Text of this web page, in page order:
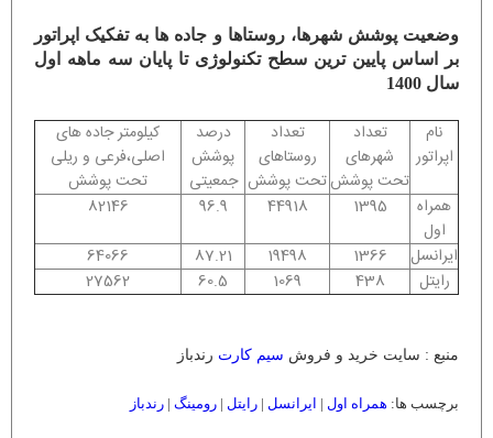
وضعیت پوشش شهرها، روستاها و جاده ها به تفکیک اپراتور
بر اساس پایین ترین سطح تکنولوژی تا پایان سه ماهه اول
سال 1400
نام
اپراتور
تعداد
شهرهای
تحت پوشش
تعداد
روستاهای
تحت پوشش
درصد
پوشش
جمعیتی
کیلومتر جاده های
اصلی،فرعی و ریلی
تحت پوشش
همراه
اول
1395
44918
96.9
82146
ایرانسل
1366
19498
87.21
64066
رایتل
438
1069
60.5
27562
منبع : سایت خرید و فروش سیم کارت رندباز
برچسب ها: همراه اول | ایرانسل | رایتل | رومینگ | رندباز